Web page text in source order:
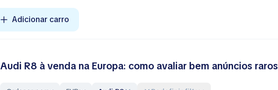
Adicionar carro
Audi R8 à venda na Europa: como avaliar bem anúncios raros